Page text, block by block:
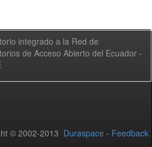
integrado a la Red de
de Acceso Abierto del Ecuador -
© 2002-2013 Duraspace - Feedback